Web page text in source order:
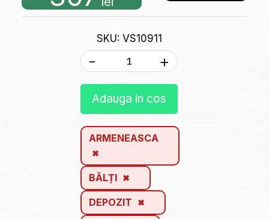
SKU: VS10911
- +
Adauga in cos
ARMENEASCA
BĂLȚI
DEPOZIT